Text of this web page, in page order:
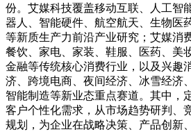
份。艾媒科技覆盖移动互联、人工智
器人、智能硬件、航空航天、生物医
等新质生产力前沿产业研究；艾媒消
餐饮、家电、家装、鞋服、医药、美
金融等传统核心消费行业，以及兴趣
济、跨境电商、夜间经济、冰雪经济
智能制造等新业态重点赛道。其中，
客户个性化需求，从市场趋势研判、
规划，为企业在战略决策、产品创新